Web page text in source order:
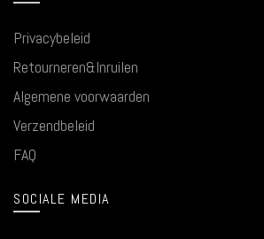
Privacybeleid
Retourneren&Inruilen
Algemene voorwaarden
Verzendbeleid
FAQ
SOCIALE MEDIA